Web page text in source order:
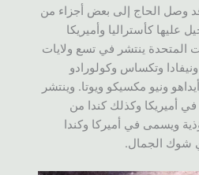
وصل الحاج إلى بعض أجزاء من
عليها كأستراليا وأميريكا
المتحدة ينتشر في تسع ولايات
وتكساس وكولورادو
ونيو مكسيكو ويوتا. وينتشر
أميريكا وكذلك كندا من
ويسمى في أميركا وكندا